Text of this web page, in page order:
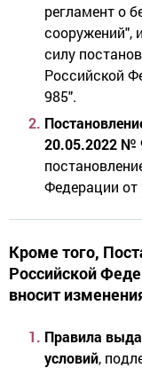
регламент о
сооружений",
силу
Российской
985".
20.05.2022 №
Федерации
Кроме того,
Российской
вносит
Правила
условий,